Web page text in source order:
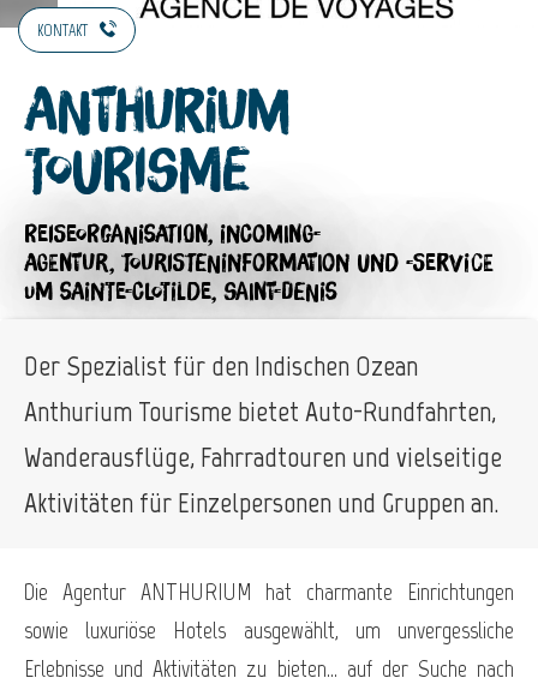
KONTAKT
Anthurium
Tourisme
REISEORGANISATION, INCOMING-
AGENTUR, TOURISTENINFORMATION UND -SERVICE
UM SAINTE-CLOTILDE, SAINT-DENIS
Der Spezialist für den Indischen Ozean
Anthurium Tourisme bietet Auto-Rundfahrten,
Wanderausflüge, Fahrradtouren und vielseitige
Aktivitäten für Einzelpersonen und Gruppen an.
Die Agentur ANTHURIUM hat charmante Einrichtungen
sowie luxuriöse Hotels ausgewählt, um unvergessliche
Erlebnisse und Aktivitäten zu bieten… auf der Suche nach